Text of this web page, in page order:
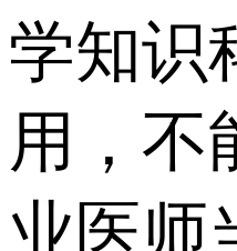
学知识
用，不
业医师